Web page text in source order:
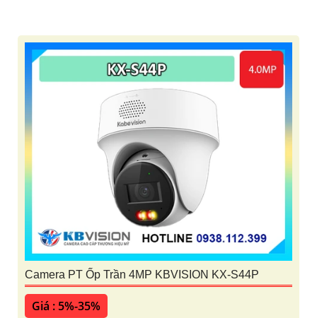
Camera PT Ốp Trần 4MP KBVISION KX-S44P
Giá : 5%-35%